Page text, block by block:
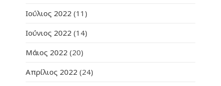
Ιούλιος 2022 (11)
Ιούνιος 2022 (14)
Μάιος 2022 (20)
Απρίλιος 2022 (24)